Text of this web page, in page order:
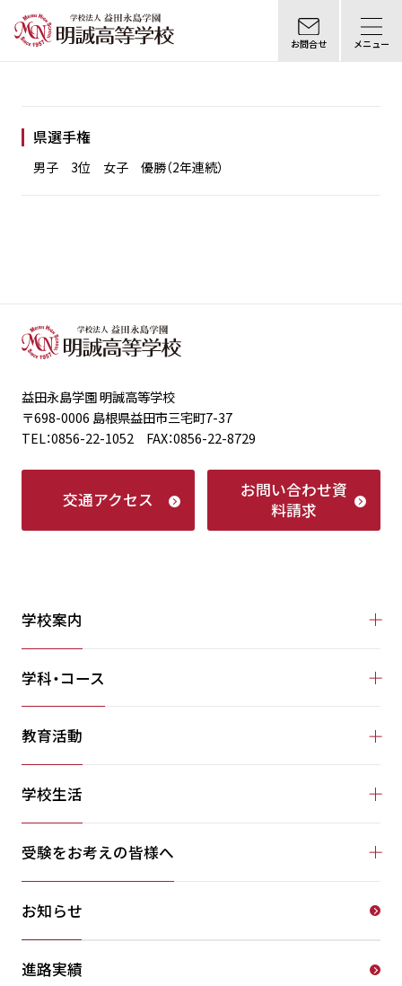
お問合せ メニュー
県選手権
男子 3位 女子 優勝（2年連続）
益田永島学園 明誠高等学校
〒698-0006 島根県益田市三宅町7-37
TEL：0856-22-1052 FAX：0856-22-8729
交通アクセス お問い合わせ資
料請求
学校案内
学科・コース
教育活動
学校生活
受験をお考えの皆様へ
お知らせ
進路実績